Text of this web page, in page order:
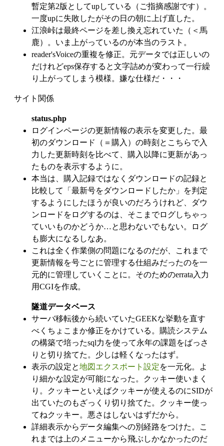
暫定第2版としてupしている（ご指摘感謝です）。
一度upに失敗したがその日の朝に上げ直した。
江浪峠は最終ページを差し換え忘れていた（＜馬
鹿）。いま上がっているのが本当のラスト。
reader'sVoiceの重複を修正。元データでは正しいの
だけれどeps保存すると文字詰めが変わって一行繰
り上がってしまう模様。嫌な仕様だ・・・
サイト関係
status.php
ログインページの更新情報の表示を変更した。最
初のダウンロード（＝購入）の時刻とこちらで入
力した更新時刻を比べて、購入以降に更新があっ
たものを表示するように。
本当は、購入記録ではなくダウンロードの記録と
比較して「最新号をダウンロードしたか」を判定
するようにしたほうが良いのだろうけれど、ダウ
ンロードをログするのは、そこまでログしちゃっ
ていいものかどうか…と思わないでもない。ログ
も膨大になるしなあ。
これは全く作業側の問題になるのだが、これまで
更新情報を号ごとに管理する仕組みだったのを一
元的に管理していくことに。そのためのerrata入力
用CGIを作成。
隧道データベース
サーバ移転後から続いていたGEEKな挙動を直す
べくちょこまか修正をかけている。購読システム
の構築で培ったsql力を使って永年の課題をばっさ
りと切り捨てた。少しは軽くなったはず。
表示の設定と地図エクスポート設定を一元化。よ
り細かな設定が可能になった。クッキー使いまく
り。クッキーといえばクッキーが使えるのにSIDが
出ていたのもざっくり切り捨てた。クッキー使っ
てねクッキー。悪さはしないはずだから。
詳細表示からデータ編集への別経路をつけた。こ
れまでは上のメニューから飛ぶしかなかったのだ